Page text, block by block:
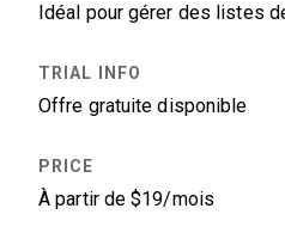
Idéal pour gérer des listes
Offre gratuite disponible
À partir de $19/mois